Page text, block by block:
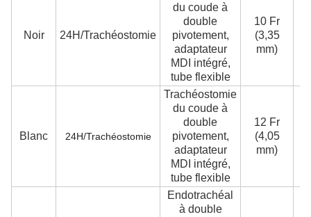
Noir 24H/Trachéostomie
du coude à
double
pivotement,
adaptateur
MDI intégré,
tube flexible
10 Fr
(3,35
mm)
Blanc 24H/Trachéostomie
Trachéostomie
du coude à
double
pivotement,
adaptateur
MDI intégré,
tube flexible
12 Fr
(4,05
mm)
Endotrachéal
à double